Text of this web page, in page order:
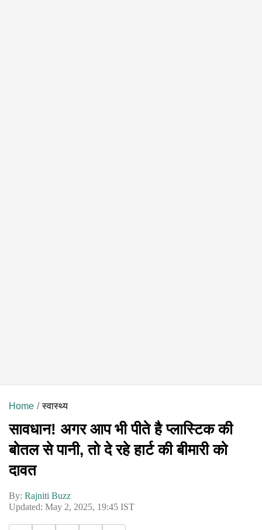
Home स्वास्थ्य
सावधान! अगर आप भी पीते है प्लास्टिक की
बोतल से पानी, तो दे रहे हार्ट की बीमारी को
दावत
By: Rajniti Buzz
Updated: May 2, 2025, 19:45 IST